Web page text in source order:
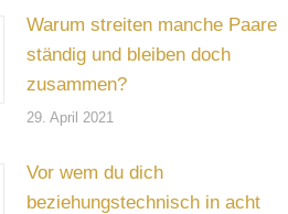
Warum streiten manche Paare
ständig und bleiben doch
zusammen?
29. April 2021
Vor wem du dich
beziehungstechnisch in acht